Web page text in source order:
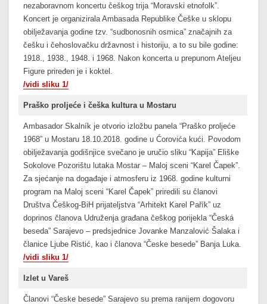
nezaboravnom koncertu češkog trija “Moravski etnofolk”.
Koncert je organizirala Ambasada Republike Češke u sklopu
obilježavanja godine tzv. “sudbonosnih osmica” značajnih za
češku i čehoslovačku državnost i historiju, a to su bile godine:
1918., 1938., 1948. i 1968. Nakon koncerta u prepunom Ateljeu
Figure priređen je i koktel.
/vidi sliku 1/
Praško proljeće i češka kultura u Mostaru
Ambasador Skalník je otvorio izložbu panela “Praško proljeće
1968” u Mostaru 18.10.2018. godine u Ćorovića kući. Povodom
obilježavanja godišnjice svečano je uručio sliku “Kapija” Eliške
Sokolove Pozorištu lutaka Mostar – Maloj sceni “Karel Čapek”.
Za sjećanje na događaje i atmosferu iz 1968. godine kulturni
program na Maloj sceni “Karel Čapek” priredili su članovi
Društva Češkog-BiH prijateljstva “Arhitekt Karel Pařík” uz
doprinos članova Udruženja građana češkog porijekla “Česká
beseda” Sarajevo – predsjednice Jovanke Manzalović Šalaka i
članice Ljube Ristić, kao i članova “Česke besede” Banja Luka.
/vidi sliku 1/
Izlet u Vareš
Članovi “Česke besede” Sarajevo su prema ranijem dogovoru